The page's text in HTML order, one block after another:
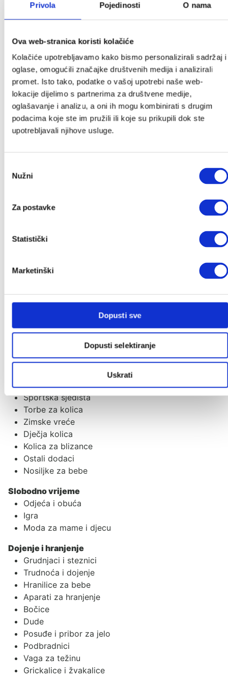
Privola Pojedinosti O nama
Ova web-stranica koristi kolačiće
Kolačiće upotrebljavamo kako bismo personalizirali sadržaj i
oglase, omogućili značajke društvenih medija i analizirali
promet. Isto tako, podatke o vašoj upotrebi naše web-
lokacije dijelimo s partnerima za društvene medije,
oglašavanje i analizu, a oni ih mogu kombinirati s drugim
podacima koje ste im pružili ili koje su prikupili dok ste
upotrebljavali njihove usluge.
pristanka
Nužni
Za postavke
Statistički
Marketinški
Dopusti sve
Dopusti selektiranje
Uskrati
Ostali dodaci
Grupa 0+/1
Grupa 1/2/3
Grupa 2/3
Dodaci za autosjedalice
Dječja sobica
Dječji krevetići
Prijenosni krevetići i dodaci
Njihaljke i ležaljke
Dekice
Tetra pelene
Lampice i projektori
Dječja kolica i nosiljke
Kišobran kolica
Košare za novorođenče
Sportska sjedišta
Torbe za kolica
Zimske vreće
Dječja kolica
Kolica za blizance
Ostali dodaci
Nosiljke za bebe
Slobodno vrijeme
Odjeća i obuća
Igra
Moda za mame i djecu
Dojenje i hranjenje
Grudnjaci i steznici
Trudnoća i dojenje
Hranilice za bebe
Aparati za hranjenje
Bočice
Dude
Posuđe i pribor za jelo
Podbradnici
Vaga za težinu
Grickalice i žvakalice